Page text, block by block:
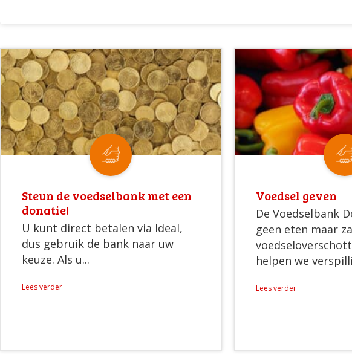
Steun de voedselbank met een
donatie!
U kunt direct betalen via Ideal,
dus gebruik de bank naar uw
keuze. Als u...
Lees verder
Voedsel geven
De Voedselbank
geen eten maar
helpen we
Lees verder